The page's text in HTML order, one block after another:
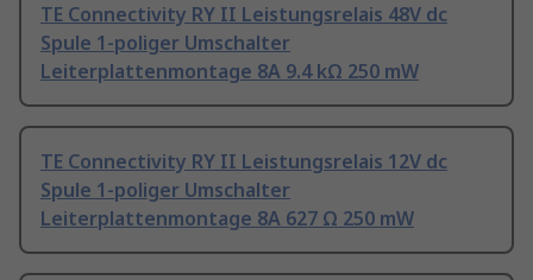
TE Connectivity RY II Leistungsrelais 48V dc
Spule 1-poliger Umschalter
Leiterplattenmontage 8A 9.4 kΩ 250 mW
TE Connectivity RY II Leistungsrelais 12V dc
Spule 1-poliger Umschalter
Leiterplattenmontage 8A 627 Ω 250 mW